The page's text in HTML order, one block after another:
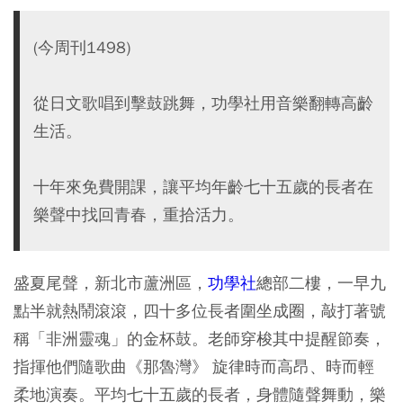
(今周刊1498)
從日文歌唱到擊鼓跳舞，功學社用音樂翻轉高齡
生活。
十年來免費開課，讓平均年齡七十五歲的長者在
樂聲中找回青春，重拾活力。
盛夏尾聲，新北市蘆洲區， 功學社總部二樓，一早九
點半就熱鬧滾滾，四十多位長者圍坐成圈，敲打著號
稱「非洲靈魂」的金杯鼓。老師穿梭其中提醒節奏，
指揮他們隨歌曲《那魯灣》 旋律時而高昂、時而輕
柔地演奏。平均七十五歲的長者，身體隨聲舞動，樂